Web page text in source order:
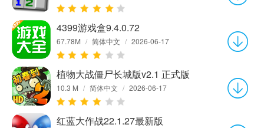
4399游戏盒9.4.0.72
67.78M / 简体中文 / 2026-06-17
植物大战僵尸长城版v2.1 正式版
10.3 M / 简体中文 / 2026-06-17
红蓝大作战22.1.27最新版